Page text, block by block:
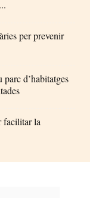
per prevenir
d’habitatges
facilitar la